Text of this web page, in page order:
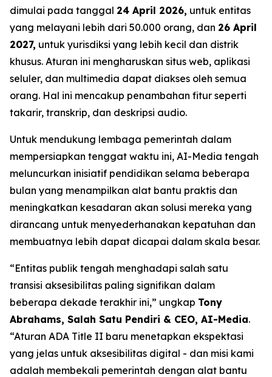
dimulai pada tanggal 24 April 2026, untuk entitas
yang melayani lebih dari 50.000 orang, dan 26 April
2027, untuk yurisdiksi yang lebih kecil dan distrik
khusus. Aturan ini mengharuskan situs web, aplikasi
seluler, dan multimedia dapat diakses oleh semua
orang. Hal ini mencakup penambahan fitur seperti
takarir, transkrip, dan deskripsi audio.
Untuk mendukung lembaga pemerintah dalam
mempersiapkan tenggat waktu ini, AI-Media tengah
meluncurkan inisiatif pendidikan selama beberapa
bulan yang menampilkan alat bantu praktis dan
meningkatkan kesadaran akan solusi mereka yang
dirancang untuk menyederhanakan kepatuhan dan
membuatnya lebih dapat dicapai dalam skala besar.
“Entitas publik tengah menghadapi salah satu
transisi aksesibilitas paling signifikan dalam
beberapa dekade terakhir ini,” ungkap Tony
Abrahams, Salah Satu Pendiri & CEO, AI-Media.
“Aturan ADA Title II baru menetapkan ekspektasi
yang jelas untuk aksesibilitas digital - dan misi kami
adalah membekali pemerintah dengan alat bantu